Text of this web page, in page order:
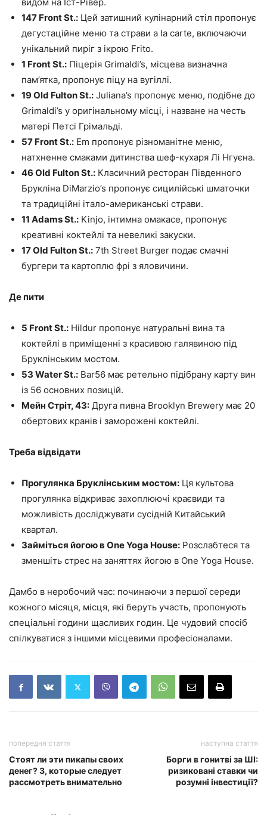
147 Front St.: Цей затишний кулінарний стіл пропонує
дегустаційне меню та страви a la carte, включаючи
унікальний пиріг з ікрою Frito.
1 Front St.: Піцерія Grimaldi’s, місцева визначна
пам’ятка, пропонує піцу на вугіллі.
19 Old Fulton St.: Juliana’s пропонує меню, подібне до
Grimaldi’s у оригінальному місці, і назване на честь
матері Петсі Грімальді.
57 Front St.: Em пропонує різноманітне меню,
натхненне смаками дитинства шеф-кухаря Лі Нгуєна.
46 Old Fulton St.: Класичний ресторан Південного
Брукліна DiMarzio’s пропонує сицилійські шматочки
та традиційні італо-американські страви.
11 Adams St.: Kinjo, інтимна омакасе, пропонує
креативні коктейлі та невеликі закуски.
17 Old Fulton St.: 7th Street Burger подає смачні
бургери та картоплю фрі з яловичини.
Де пити
5 Front St.: Hildur пропонує натуральні вина та
коктейлі в приміщенні з красивою галявиною під
Бруклінським мостом.
53 Water St.: Bar56 має ретельно підібрану карту вин
із 56 основних позицій.
Мейн Стріт, 43: Друга пивна Brooklyn Brewery має 20
обертових кранів і заморожені коктейлі.
Треба відвідати
Прогулянка Бруклінським мостом: Ця культова
прогулянка відкриває захоплюючі краєвиди та
можливість досліджувати сусідній Китайський
квартал.
Займіться йогою в One Yoga House: Розслабтеся та
зменшіть стрес на заняттях йогою в One Yoga House.
Дамбо в неробочий час: починаючи з першої середи
кожного місяця, місця, які беруть участь, пропонують
спеціальні години щасливих годин. Це чудовий спосіб
спілкуватися з іншими місцевими професіоналами.
попередня стаття
Стоят ли эти пикапы своих
денег? 3, которые следует
рассмотреть внимательно
наступна стаття
Борги в гонитві за ШІ:
ризиковані ставки чи
розумні інвестиції?